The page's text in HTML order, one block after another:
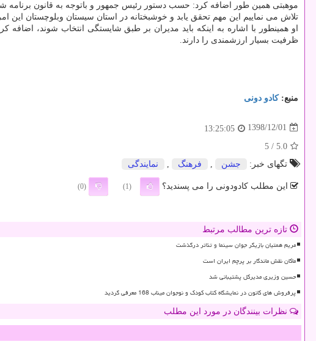
موهبتی همین طور اضافه كرد: حسب دستور رئیس جمهور و باتوجه به قانون برنامه ششم توسعه كه اختصاص ۳۰ درصد از پستهای سرپرستی و
تلاش می نماییم این مهم تحقق یابد و خوشبختانه در استان سیستان وبلوچستان این
او همینطور با اشاره به اینكه باید مدیران بر طبق شایستگی انتخاب شوند، اضافه
ظرفیت بسیار ارزشمندی را دارند.
منبع:كادو دونی
1398/12/01
13:25:05
5.0
/ 5
تگهای خبر:
جشن فرهنگ نمایندگی
این مطلب کادودونی را می پسندید؟ (1)
(0)
تازه ترین مطالب مرتبط
مریم همتیان بازیگر جوان سینما و تئاتر درگذشت
ماکان نقش ماندگار بر پرچم ایران است
حسین وزیری مدیرکل پشتیبانی شد
پرفروش های کانون در نمایشگاه کتاب کودک و نوجوان میناب 168 معرفی گردید
نظرات بینندگان در مورد این مطلب